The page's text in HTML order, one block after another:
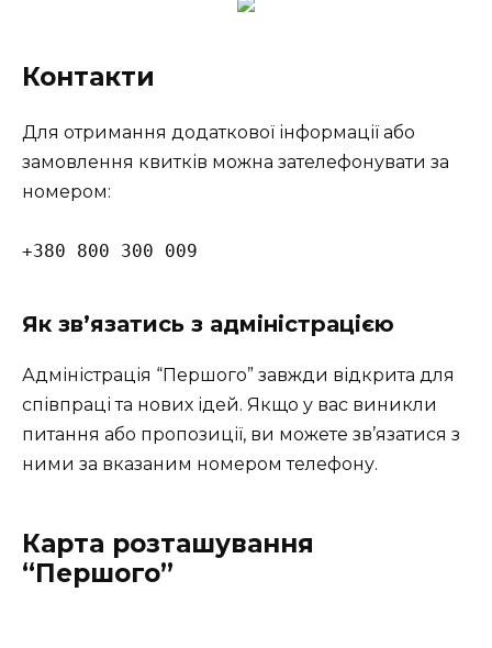
Контакти
Для отримання додаткової інформації або
замовлення квитків можна зателефонувати за
номером:
+380 800 300 009
Як зв’язатись з адміністрацією
Адміністрація “Першого” завжди відкрита для
співпраці та нових ідей. Якщо у вас виникли
питання або пропозиції, ви можете зв’язатися з
ними за вказаним номером телефону.
Карта розташування
“Першого”